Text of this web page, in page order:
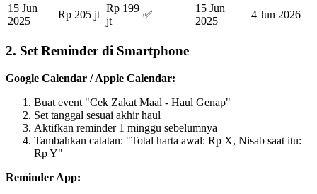
15 Jun
2025
Rp 205 jt
Rp 199
jt
✅
15 Jun
2025
4 Jun 2026
2. Set Reminder di Smartphone
Google Calendar / Apple Calendar:
Buat event "Cek Zakat Maal - Haul Genap"
Set tanggal sesuai akhir haul
Aktifkan reminder 1 minggu sebelumnya
Tambahkan catatan: "Total harta awal: Rp X, Nisab saat itu:
Rp Y"
Reminder App: